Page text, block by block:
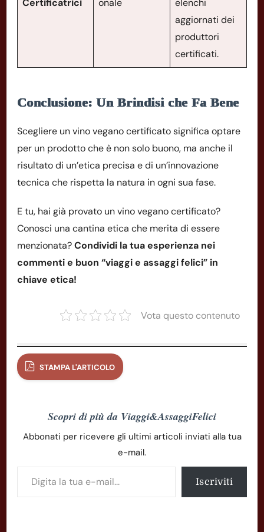
aggiornati dei
produttori
certificati.
Conclusione: Un Brindisi che Fa Bene
Scegliere un vino vegano certificato significa optare
per un prodotto che è non solo buono, ma anche il
risultato di un’etica precisa e di un’innovazione
tecnica che rispetta la natura in ogni sua fase.
E tu, hai già provato un vino vegano certificato?
Conosci una cantina etica che merita di essere
menzionata?Condividi la tua esperienza nei
commenti e buon “viaggi e assaggi felici” in
chiave etica!
Vota questo contenuto
STAMPA L'ARTICOLO
Scopri di più da Viaggi&AssaggiFelici
Abbonati per ricevere gli ultimi articoli inviati alla tua
e-mail.
Iscriviti